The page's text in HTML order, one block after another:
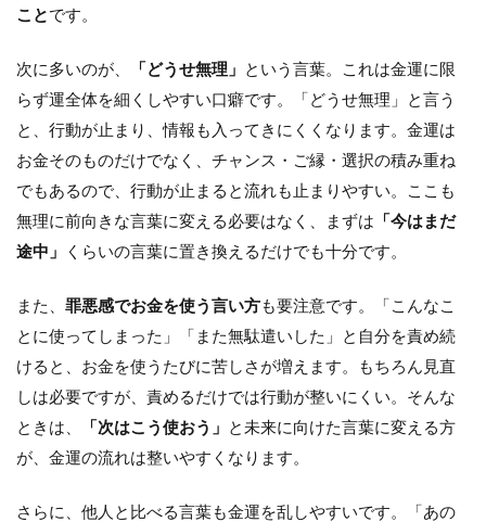
ことです。
次に多いのが、 「どうせ無理」 という言葉。これは金運に限
らず運全体を細くしやすい口癖です。「どうせ無理」と言う
と、行動が止まり、情報も入ってきにくくなります。金運は
お金そのものだけでなく、チャンス・ご縁・選択の積み重ね
でもあるので、行動が止まると流れも止まりやすい。ここも
無理に前向きな言葉に変える必要はなく、まずは 「今はまだ
途中」
くらいの言葉に置き換えるだけでも十分です。
また、 罪悪感でお金を使う言い方も要注意です。「こんなこ
とに使ってしまった」「また無駄遣いした」と自分を責め続
けると、お金を使うたびに苦しさが増えます。もちろん見直
しは必要ですが、責めるだけでは行動が整いにくい。そんな
ときは、
「次はこう使おう」 と未来に向けた言葉に変える方
が、金運の流れは整いやすくなります。
さらに、他人と比べる言葉も金運を乱しやすいです。「あの